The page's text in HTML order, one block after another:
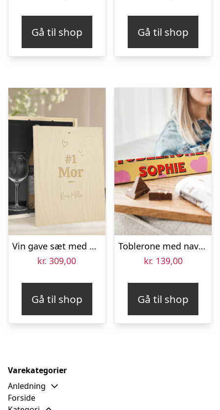
Gå til shop Gå til shop
Vin gave sæt med glas – Maison de la Surprise Syrah – Graveret låg
kr. 309,00
Gå til shop
Toblerone med navn og billede i kærlighedstema – 340 gr
kr. 139,00
Gå til shop
Varekategorier
Anledning
Forside